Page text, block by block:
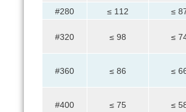
#280
≤ 112 ≤
#320 ≤ 98 ≤
#360 ≤ 86 ≤
#400 ≤ 75 ≤